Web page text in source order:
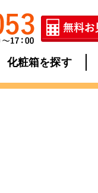
化粧箱を探す